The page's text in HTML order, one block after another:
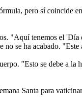
pero sí coincide
"Aquí tenemos el
se ha acabado.
"Esto se debe a la
Santa para